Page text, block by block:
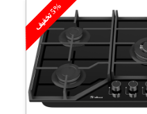
5
%
ت
خ
ف
ی
ف